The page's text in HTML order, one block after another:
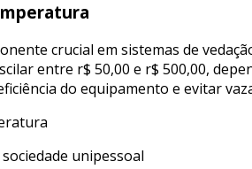
crucial em sistemas de
entre r$ 50,00 e r$ 500,00,
do equipamento e evitar
unipessoal